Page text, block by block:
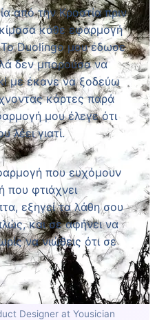
από την Κροατία πριν
κάθε εφαρμογή
Το Duolingo μου έδωσε
δεν μπορούσα να
με έκανε να ξοδεύω
κάρτες παρά
μου έλεγε ότι
λέει γιατί.
που ευχόμουν
που φτιάχνει
εξηγεί τα λάθη σου
και σε αφήνει να
να νιώθεις ότι σε
Designer at Yousician